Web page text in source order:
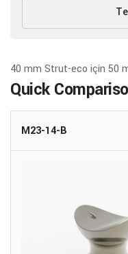
40 mm Strut-eco için 50
Quick
M23-14-B